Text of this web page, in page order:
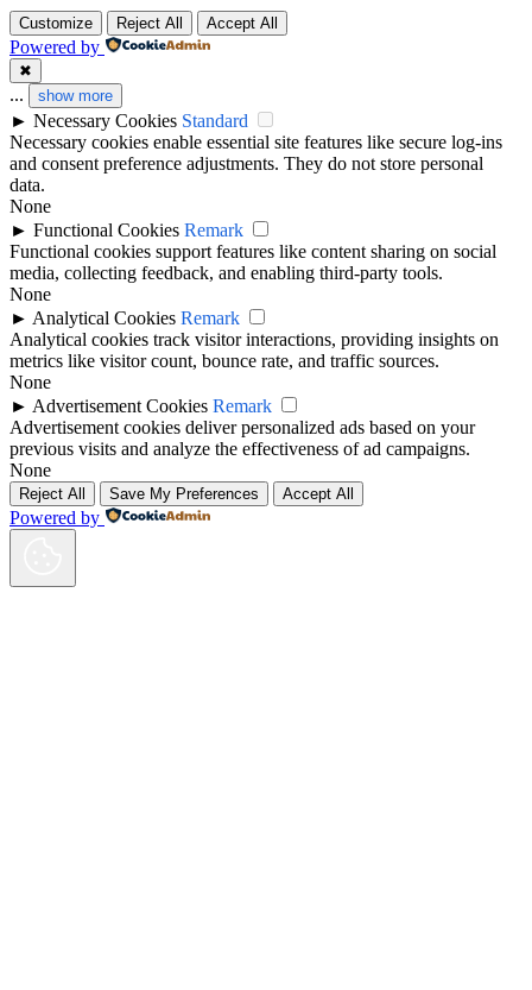
Customize Reject All Accept All
Powered by
✖
... show more
► Necessary Cookies Standard
Necessary cookies enable essential site features like secure log-ins
and consent preference adjustments. They do not store personal
data.
None
► Functional Cookies Remark
Functional cookies support features like content sharing on social
media, collecting feedback, and enabling third-party tools.
None
► Analytical Cookies Remark
Analytical cookies track visitor interactions, providing insights on
metrics like visitor count, bounce rate, and traffic sources.
None
► Advertisement Cookies Remark
Advertisement cookies deliver personalized ads based on your
previous visits and analyze the effectiveness of ad campaigns.
None
Reject All Save My Preferences Accept All
Powered by